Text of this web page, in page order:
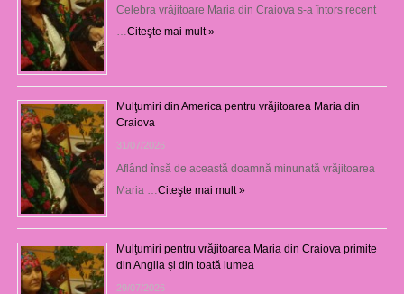
Celebra vrăjitoare Maria din Craiova s-a întors recent
Citeşte mai mult »
Mulţumiri din America pentru vrăjitoarea Maria din
Craiova
31/07/2026
Aflând însă de această doamnă minunată vrăjitoarea
Maria … Citeşte mai mult »
Mulţumiri pentru vrăjitoarea Maria din Craiova primite
din Anglia și din toată lumea
29/07/2026